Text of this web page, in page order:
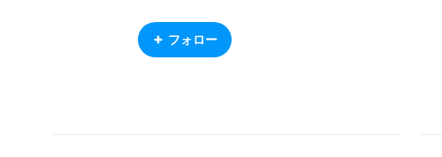
フォロー